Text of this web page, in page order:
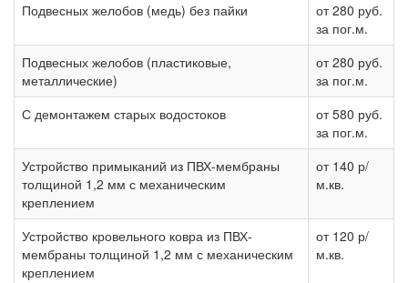
Подвесных желобов (медь) без пайки
от 280 руб.
за пог.м.
Подвесных желобов (пластиковые,
металлические)
от 280 руб.
за пог.м.
С демонтажем старых водостоков
от 580 руб.
за пог.м.
Устройство примыканий из ПВХ-мембраны
толщиной 1,2 мм с механическим
креплением
от 140 р/
м.кв.
Устройство кровельного ковра из ПВХ-
мембраны толщиной 1,2 мм с механическим
креплением
от 120 р/
м.кв.